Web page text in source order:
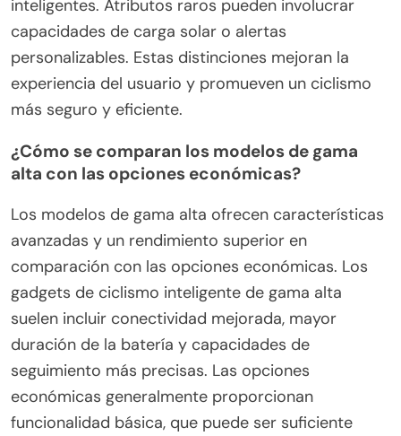
Los gadgets de ciclismo inteligente difieren en
características como seguimiento GPS, métricas
de rendimiento y opciones de conectividad. Los
atributos únicos incluyen características de
colisiones e integración con asistentes
inteligentes. Atributos raros pueden involucrar
capacidades de carga solar o alertas
personalizables. Estas distinciones mejoran la
experiencia del usuario y promueven un ciclismo
más seguro y eficiente.
¿Cómo se comparan los modelos de gama
alta con las opciones económicas?
Los modelos de gama alta ofrecen características
avanzadas y un rendimiento superior en